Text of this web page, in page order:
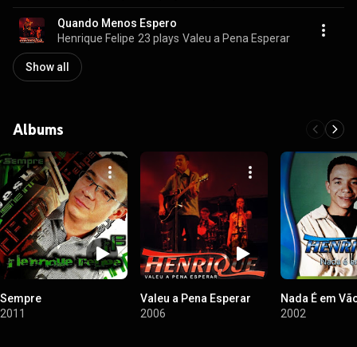
Quando Menos Espero
Henrique Felipe 23 plays Valeu a Pena Esperar
Show all
Albums
Sempre
2011
Valeu a Pena Esperar
2006
Nada É em
2002